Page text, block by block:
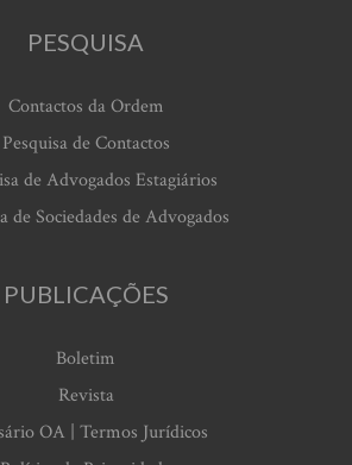
PESQUISA
Contactos da Ordem
Pesquisa de Contactos
de Advogados Estagiários
de Sociedades de Advogados
PUBLICAÇÕES
Boletim
Revista
OA | Termos Jurídicos